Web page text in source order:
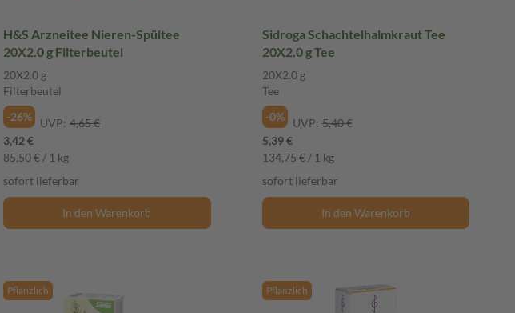
H&S Arzneitee Nieren-Spültee
20X2.0 g Filterbeutel
20X2.0 g
Filterbeutel
-26%
UVP: 4,65 €
3,42 €
85,50 € / 1 kg
sofort lieferbar
In den Warenkorb
Sidroga Schachtelhalmkraut Tee
20X2.0 g Tee
20X2.0 g
Tee
-0%
UVP: 5,40 €
5,39 €
134,75 € / 1 kg
sofort lieferbar
In den Warenkorb
Pflanzlich Pflanzlich